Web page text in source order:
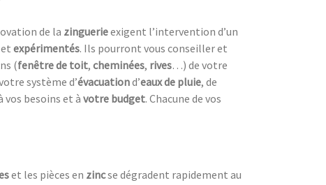
de la zinguerieexigent l’intervention d’un
et expérimentés. Ils pourront vous conseiller et
(fenêtre de toit, cheminées, rives…) de votre
système d’évacuationd’eaux de pluie, de
vos besoins et à votre budget. Chacune de vos
et les pièces en zincse dégradent rapidement au